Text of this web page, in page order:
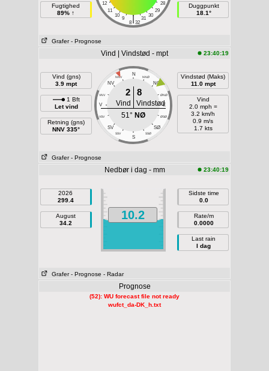
Fugtighed
89% ↑
12
28
11
29
10
30
9 31
|
8 32
Duggpunkt
18.1°
Grafer - Prognose
Vind | Vindstød - mpt 23:40:19
Vind (gns)
3.9 mpt
1 Bft
Let vind
Retning (gns)
NNV 335°
N
NNV NNØ
NV NØ
VNV ØNØ
V E
VSV ØSØ
SV SØ
SSV SSØ
S
2 8
Vind
Vindstød
51° NØ
Vindstød (Maks)
11.0 mpt
Vind
2.0 mph =
3.2 km/h
0.9 m/s
1.7 kts
Grafer - Prognose
Nedbør i dag - mm 23:40:19
2026
299.4
August
34.2
10.2
Sidste time
0.0
Rate/m
0.0000
Last rain
I dag
Grafer - Prognose - Radar
Prognose
(52): WU forecast file not ready
wufct_da-DK_h.txt